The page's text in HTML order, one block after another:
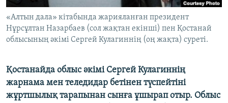
«Алтын дала» кітабында жарияланған президент
Нұрсұлтан Назарбаев (сол жақтан екінші) пен Қостанай
облысының әкімі Сергей Кулагиннің (оң жақта) суреті.
Қостанайда облыс әкімі Сергей Кулагиннің
жарнама мен теледидар бетінен түспейтіні
жұртшылық тарапынан сынға ұшырап отыр. Облыс